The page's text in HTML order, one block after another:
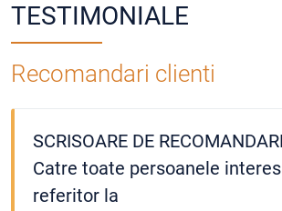
TESTIMONIALE
Recomandari clienti
SCRISOARE DE
Catre toate persoanele
referitor la